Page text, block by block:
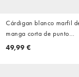
Cárdigan blanco marfil
manga corta de punto
texturizado de Topshop
49,99 €